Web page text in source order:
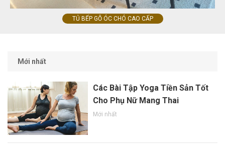
TỦ BẾP GỖ ÓC CHÓ CAO CẤP
Mới nhất
Các Bài Tập Yoga Tiền Sản Tốt
Cho Phụ Nữ Mang Thai
Mới nhất